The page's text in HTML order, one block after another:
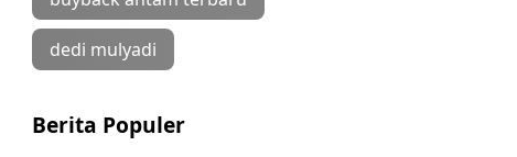
dedi mulyadi
Berita Populer